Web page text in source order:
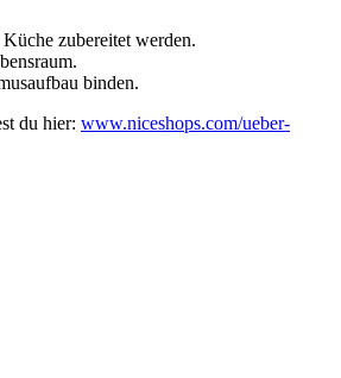
zubereitet werden.
binden.
du hier: www.niceshops.com/ueber-